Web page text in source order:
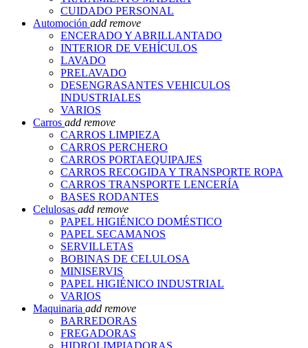
CUIDADO PERSONAL
Automoción add remove
ENCERADO Y ABRILLANTADO
INTERIOR DE VEHÍCULOS
LAVADO
PRELAVADO
DESENGRASANTES VEHICULOS
INDUSTRIALES
VARIOS
Carros add remove
CARROS LIMPIEZA
CARROS PERCHERO
CARROS PORTAEQUIPAJES
CARROS RECOGIDA Y TRANSPORTE ROPA
CARROS TRANSPORTE LENCERÍA
BASES RODANTES
Celulosas add remove
PAPEL HIGIÉNICO DOMÉSTICO
PAPEL SECAMANOS
SERVILLETAS
BOBINAS DE CELULOSA
MINISERVIS
PAPEL HIGIÉNICO INDUSTRIAL
VARIOS
Maquinaria add remove
BARREDORAS
FREGADORAS
HIDROLIMPIADORAS